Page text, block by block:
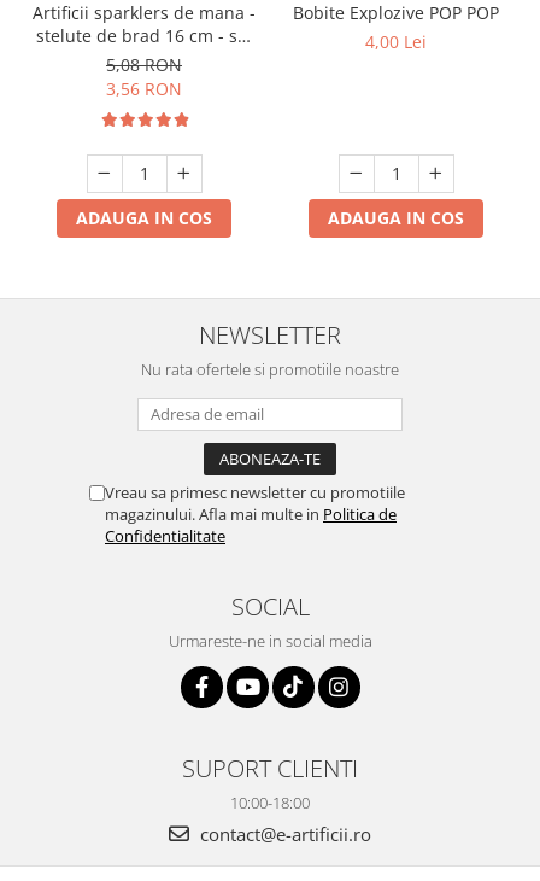
Artificii sparklers de mana -
stelute de brad 16 cm - set
10 buc
5,08 RON
3,56 RON
ADAUGA IN COS
Bobite Explozive POP POP
4,00 Lei
ADAUGA IN COS
NEWSLETTER
Nu rata ofertele si promotiile noastre
Vreau sa primesc newsletter cu promotiile
magazinului. Afla mai multe in Politica de
Confidentialitate
SOCIAL
Urmareste-ne in social media
SUPORT CLIENTI
10:00-18:00
contact@e-artificii.ro